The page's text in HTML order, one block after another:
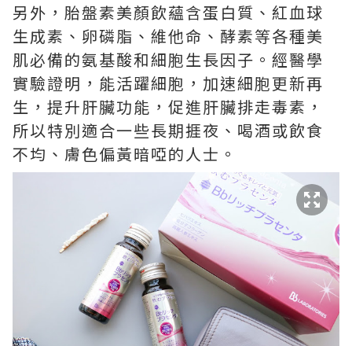
另外，胎盤素美顏飲蘊含蛋白質、紅血球
生成素、卵磷脂、維他命、酵素等各種美
肌必備的氨基酸和細胞生長因子。經醫學
實驗證明，能活躍細胞，加速細胞更新再
生，提升肝臟功能，促進肝臟排走毒素，
所以特別適合一些長期捱夜、喝酒或飲食
不均、膚色偏黃暗啞的人士。